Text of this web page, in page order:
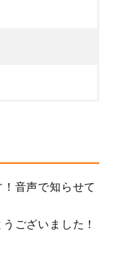
音声で知らせて
ございました！